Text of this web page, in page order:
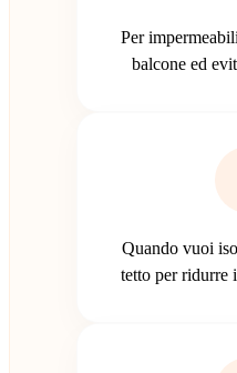
Per
balcone ed
Quando vuoi
tetto per ridurre